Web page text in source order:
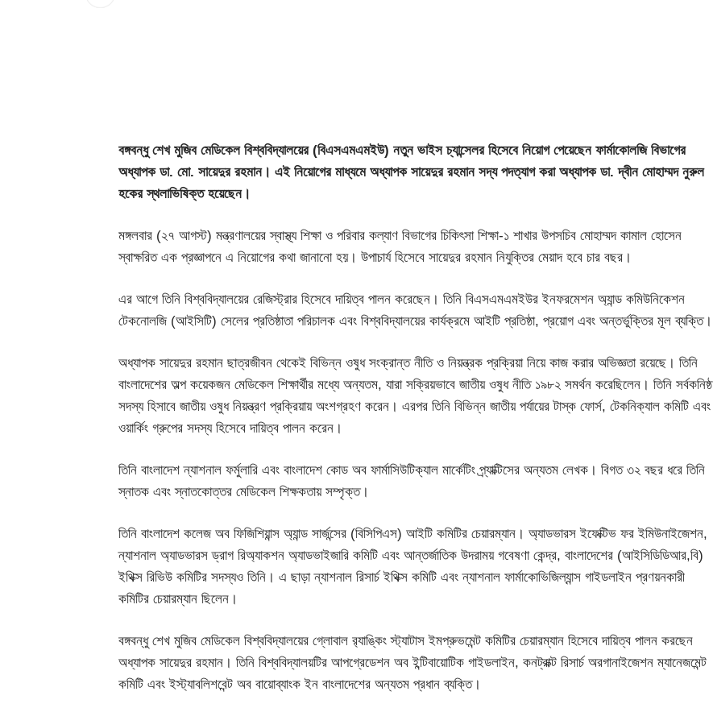
বঙ্গবন্ধু শেখ মুজিব মেডিকেল বিশ্ববিদ্যালয়ের (বিএসএমএমইউ) নতুন ভাইস চ্যান্সেলর হিসেবে নিয়োগ পেয়েছেন ফার্মাকোলজি বিভাগের
অধ্যাপক ডা. মো. সায়েদুর রহমান। এই নিয়োগের মাধ্যমে অধ্যাপক সায়েদুর রহমান সদ্য পদত্যাগ করা অধ্যাপক ডা. দ্বীন মোহাম্মদ নুরুল
হকের স্থলাভিষিক্ত হয়েছেন।
মঙ্গলবার (২৭ আগস্ট) মন্ত্রণালয়ের স্বাস্থ্য শিক্ষা ও পরিবার কল্যাণ বিভাগের চিকিৎসা শিক্ষা-১ শাখার উপসচিব মোহাম্মদ কামাল হোসেন
স্বাক্ষরিত এক প্রজ্ঞাপনে এ নিয়োগের কথা জানানো হয়। উপাচার্য হিসেবে সায়েদুর রহমান নিযুক্তির মেয়াদ হবে চার বছর।
এর আগে তিনি বিশ্ববিদ্যালয়ের রেজিস্ট্রার হিসেবে দায়িত্ব পালন করেছেন। তিনি বিএসএমএমইউর ইনফরমেশন অ্যান্ড কমিউনিকেশন
টেকনোলজি (আইসিটি) সেলের প্রতিষ্ঠাতা পরিচালক এবং বিশ্ববিদ্যালয়ের কার্যক্রমে আইটি প্রতিষ্ঠা, প্রয়োগ এবং অন্তর্ভুক্তির মূল ব্যক্তি।
অধ্যাপক সায়েদুর রহমান ছাত্রজীবন থেকেই বিভিন্ন ওষুধ সংক্রান্ত নীতি ও নিয়ন্ত্রক প্রক্রিয়া নিয়ে কাজ করার অভিজ্ঞতা রয়েছে। তিনি
বাংলাদেশের অল্প কয়েকজন মেডিকেল শিক্ষার্থীর মধ্যে অন্যতম, যারা সক্রিয়ভাবে জাতীয় ওষুধ নীতি ১৯৮২ সমর্থন করেছিলেন। তিনি সর্বকনিষ্ঠ
সদস্য হিসাবে জাতীয় ওষুধ নিয়ন্ত্রণ প্রক্রিয়ায় অংশগ্রহণ করেন। এরপর তিনি বিভিন্ন জাতীয় পর্যায়ের টাস্ক ফোর্স, টেকনিক্যাল কমিটি এবং
ওয়ার্কিং গ্রুপের সদস্য হিসেবে দায়িত্ব পালন করেন।
তিনি বাংলাদেশ ন্যাশনাল ফর্মুলারি এবং বাংলাদেশ কোড অব ফার্মাসিউটিক্যাল মার্কেটিং প্র্যাক্টিসের অন্যতম লেখক। বিগত ৩২ বছর ধরে তিনি
স্নাতক এবং স্নাতকোত্তর মেডিকেল শিক্ষকতায় সম্পৃক্ত।
তিনি বাংলাদেশ কলেজ অব ফিজিশিয়ান্স অ্যান্ড সার্জন্সের (বিসিপিএস) আইটি কমিটির চেয়ারম্যান। অ্যাডভারস ইফেক্টিভ ফর ইমিউনাইজেশন,
ন্যাশনাল অ্যাডভারস ড্রাগ রিঅ্যাকশন অ্যাডভাইজারি কমিটি এবং আন্তর্জাতিক উদরাময় গবেষণা কেন্দ্র, বাংলাদেশের (আইসিডিডিআর,বি)
ইথিক্স রিভিউ কমিটির সদস্যও তিনি। এ ছাড়া ন্যাশনাল রিসার্চ ইথিক্স কমিটি এবং ন্যাশনাল ফার্মাকোভিজিল্যান্স গাইডলাইন প্রণয়নকারী
কমিটির চেয়ারম্যান ছিলেন।
বঙ্গবন্ধু শেখ মুজিব মেডিকেল বিশ্ববিদ্যালয়ের গ্লোবাল র‌্যাঙ্কিং স্ট্যাটাস ইমপ্রুভমেন্ট কমিটির চেয়ারম্যান হিসেবে দায়িত্ব পালন করছেন
অধ্যাপক সায়েদুর রহমান। তিনি বিশ্ববিদ্যালয়টির আপগ্রেডেশন অব ইন্টিবায়োটিক গাইডলাইন, কনট্রাক্ট রিসার্চ অরগানাইজেশন ম্যানেজমেন্ট
কমিটি এবং ইস্ট্যাবলিশবেন্ট অব বায়োব্যাংক ইন বাংলাদেশের অন্যতম প্রধান ব্যক্তি।